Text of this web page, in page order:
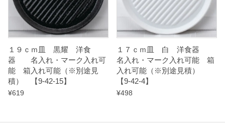
１９ｃｍ皿 黒耀 洋食
器 名入れ・マーク入れ可
能 箱入れ可能（※別途見
積） 【9-42-15】
¥619
１７ｃｍ皿 白 洋食器
名入れ・マーク入れ可能 箱
入れ可能（※別途見積）
【9-42-4】
¥498